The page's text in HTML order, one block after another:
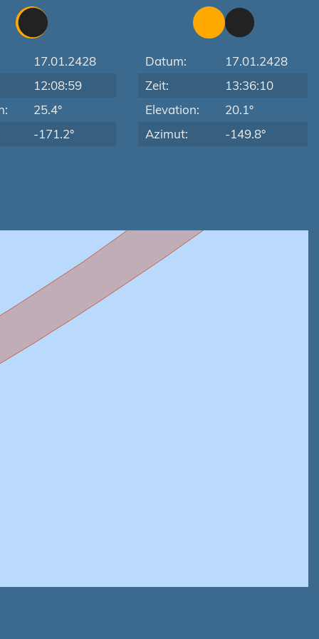
17.01.2428
12:08:59
25.4°
-171.2°
Datum:
17.01.2428
Zeit:
13:36:10
Elevation:
20.1°
Azimut:
-149.8°